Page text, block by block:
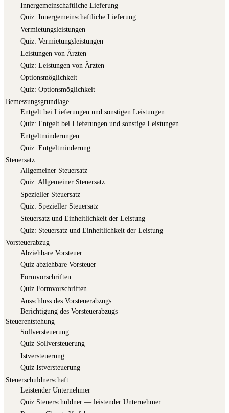
Inner­ge­mein­schaft­li­che Lieferung
Quiz: Inner­ge­mein­schaft­li­che Lieferung
Ver­mie­tungs­leis­tun­gen
Quiz: Ver­mie­tungs­leis­tun­gen
Leis­tun­gen von Ärzten
Quiz: Leis­tun­gen von Ärzten
Opti­ons­mög­lich­keit
Quiz: Opti­ons­mög­lich­keit
Bemessungsgrundlage
Ent­gelt bei Lie­fe­run­gen und sons­ti­gen Leistungen
Quiz: Ent­gelt bei Lie­fe­run­gen und sons­ti­ge Leistungen
Ent­gelt­min­de­run­gen
Quiz: Ent­gelt­min­de­rung
Steuersatz
All­ge­mei­ner Steuersatz
Quiz: All­ge­mei­ner Steuersatz
Spe­zi­el­ler Steuersatz
Quiz: Spe­zi­el­ler Steuersatz
Steu­er­satz und Ein­heit­lich­keit der Leistung
Quiz: Steu­er­satz und Ein­heit­lich­keit der Leistung
Vorsteuerabzug
Abzieh­ba­re Vorsteuer
Quiz abzieh­ba­re Vorsteuer
Form­vor­schrif­ten
Quiz Form­vor­schrif­ten
Aus­schluss des Vorsteuerabzugs
Berich­ti­gung des Vorsteuerabzugs
Steuerentstehung
Soll­ver­steue­rung
Quiz Soll­ver­steue­rung
Ist­ver­steue­rung
Quiz Ist­ver­steue­rung
Steuerschuldnerschaft
Leis­ten­der Unternehmer
Quiz Steu­er­schuld­ner — leis­ten­der Unternehmer